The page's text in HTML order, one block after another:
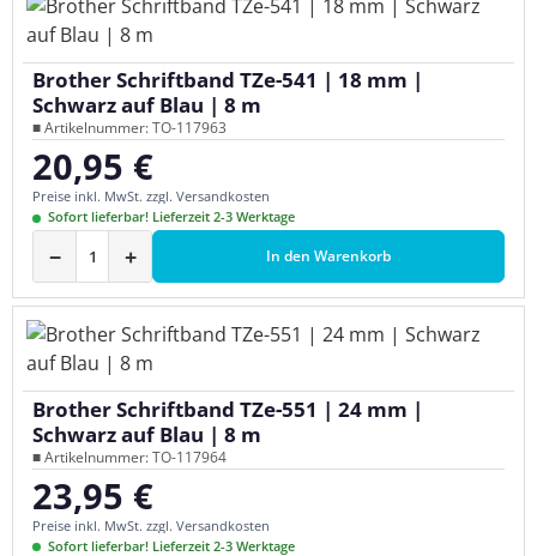
Brother Schriftband TZe-541 | 18 mm |
Schwarz auf Blau | 8 m
■ Artikelnummer: TO-117963
Regulärer Preis:
20,95 €
Preise inkl. MwSt. zzgl. Versandkosten
Sofort lieferbar! Lieferzeit 2-3 Werktage
− + In den Warenkorb
Brother Schriftband TZe-551 | 24 mm |
Schwarz auf Blau | 8 m
■ Artikelnummer: TO-117964
Regulärer Preis:
23,95 €
Preise inkl. MwSt. zzgl. Versandkosten
Sofort lieferbar! Lieferzeit 2-3 Werktage